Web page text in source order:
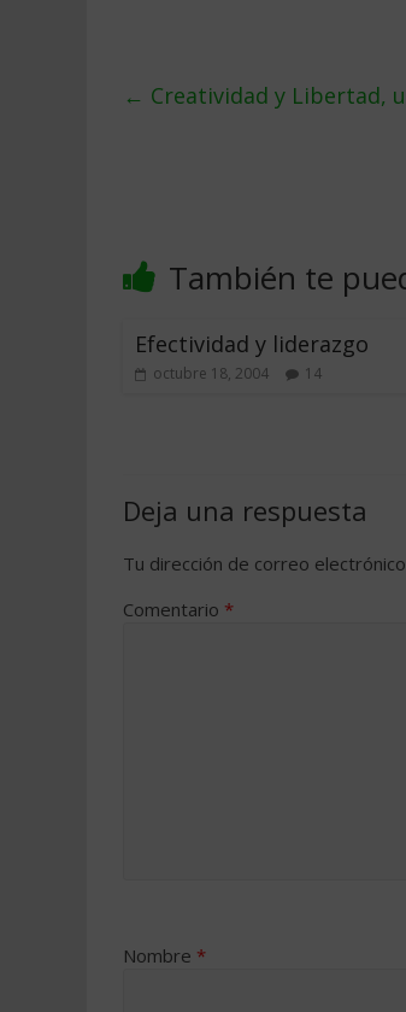
← Creatividad y Libertad,
También te
Efectividad y liderazgo
octubre 18, 2004 14
Deja una respuesta
Tu dirección de correo
Comentario *
Nombre *